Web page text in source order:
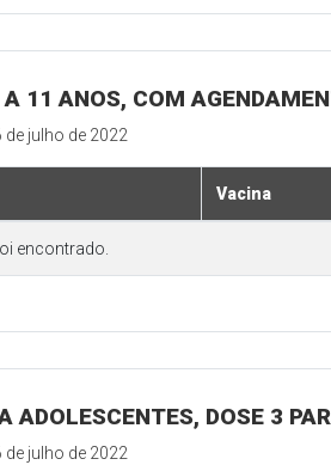
11 ANOS, COM
de julho de 2022
Vacina
encontrado.
ADOLESCENTES, DOSE 3
de julho de 2022